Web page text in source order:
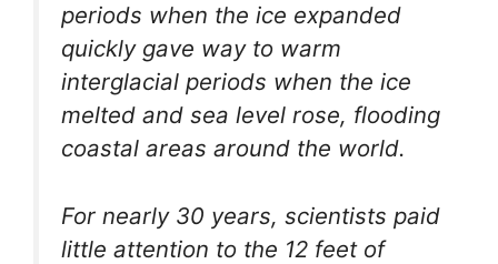
periods when the ice expanded
quickly gave way to warm
interglacial periods when the ice
melted and sea level rose, flooding
coastal areas around the world.
For nearly 30 years, scientists paid
little attention to the 12 feet of